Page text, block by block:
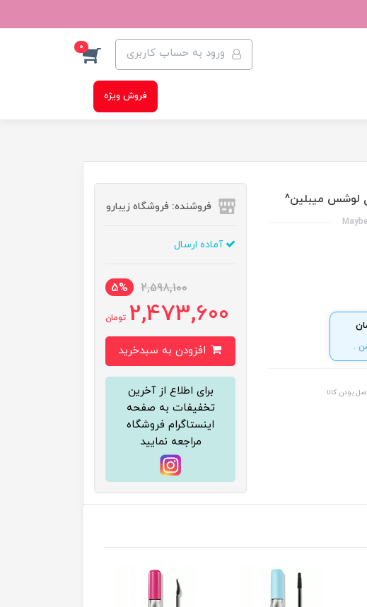
ورود به حساب کاربری 0
فروش ویژه
لوشس میبلین^
بودن کالا
فروشنده: فروشگاه زیبارو
آماده ارسال
2,598,100
5%
2,473,600 تومان
برای اطلاع از آخرین
تخفیفات به صفحه
اینستاگرام فروشگاه
مراجعه نمایید